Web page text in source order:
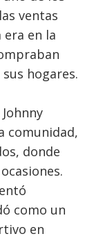
ventas
en la
hogares.
comunidad,
donde
como un
en